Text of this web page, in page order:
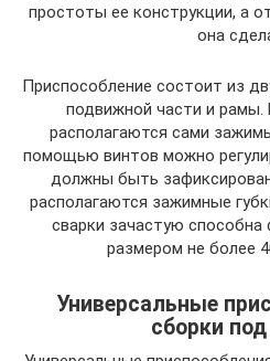
простоты ее конструкции, а
она
Приспособление состоит из
подвижной части и рамы.
располагаются сами
помощью винтов можно
должны быть
располагаются зажимные
сварки зачастую
размером не более
Универсальные
сборки